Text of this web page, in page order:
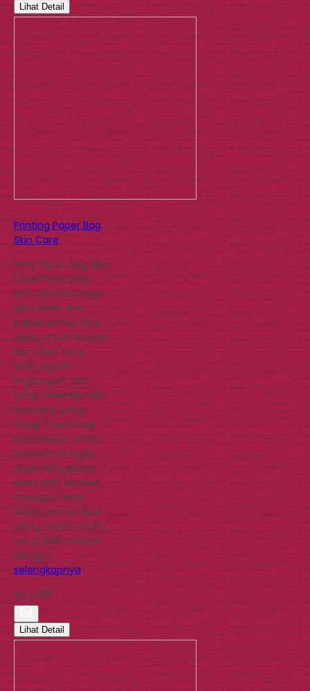
Lihat Detail
Printing Paper Bag
Skin Care
Print Paper Bag Skin
Care Paper bag
skin care bisa juga
diproduksi dari
bahan kertas daur
ulang untuk konsep
kemasan yang
lebih ramah
lingkungan, dan
tetap memiliki nilai
branding yang
tinggi. Paper bag
kosmetik ini tentu
berbeda dengan
paper bag glossy
atau doff, karena
menggunakan
bahan kertas daur
ulang (white craft)
yang lebih natural
dengan…
selengkapnya
Rp 2.000
Lihat Detail